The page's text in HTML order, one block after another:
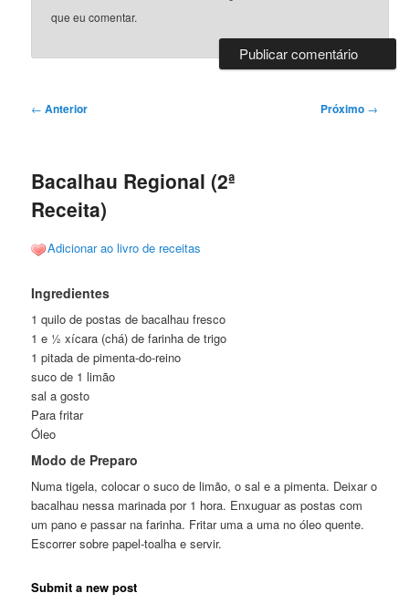
que eu comentar.
Navegação
← Anterior Próximo →
Bacalhau Regional (2ª
Receita)
Adicionar ao livro de receitas
Ingredientes
1 quilo de postas de bacalhau fresco
1 e ½ xícara (chá) de farinha de trigo
1 pitada de pimenta-do-reino
suco de 1 limão
sal a gosto
Para fritar
Óleo
Modo de Preparo
Numa tigela, colocar o suco de limão, o sal e a pimenta. Deixar o
bacalhau nessa marinada por 1 hora. Enxuguar as postas com
um pano e passar na farinha. Fritar uma a uma no óleo quente.
Escorrer sobre papel-toalha e servir.
Submit a new post